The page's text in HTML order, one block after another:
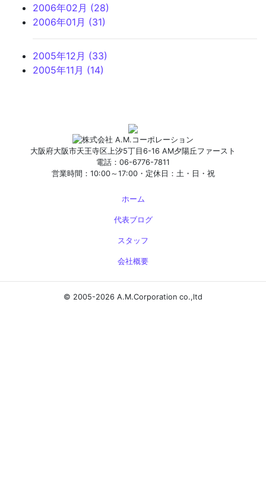
2006年02月 (28)
2006年01月 (31)
2005年12月 (33)
2005年11月 (14)
大阪府大阪市天王寺区上汐5丁目6-16 AM夕陽丘ファースト
電話：06-6776-7811
営業時間：10:00～17:00・定休日：土・日・祝
ホーム
代表ブログ
スタッフ
会社概要
© 2005-2026 A.M.Corporation co.,ltd